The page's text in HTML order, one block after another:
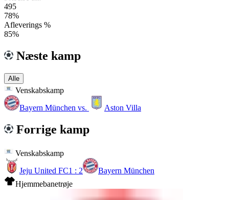
495
78%
Afleverings %
85%
Næste kamp
Alle
Venskabskamp
Bayern München vs. Aston Villa
Forrige kamp
Venskabskamp
Jeju United FC1 : 2
Bayern München
Hjemmebanetrøje